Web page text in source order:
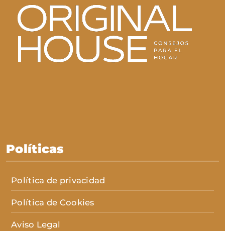
Políticas
Política de privacidad
Política de Cookies
Aviso Legal